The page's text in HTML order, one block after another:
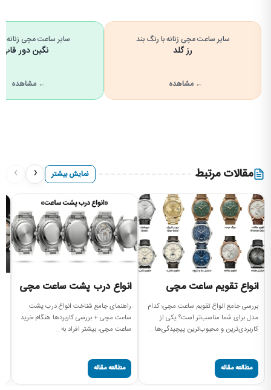
سایر ساعت مچی زنانه با رنگ بند
رز گلد
← مشاهده
سایر ساعت مچی زنانه با
نگین دور قاب
← مشاهده
مقالات مرتبط نمایش بیشتر ‹
›
انواع تقویم ساعت مچی
بررسی جامع انواع تقویم ساعت مچی؛ کدام
مدل برای شما مناسب‌تر است؟ یکی از
کاربردی‌ترین و محبوب‌ترین پیچیدگی‌ها...
مطالعه مقاله
انواع درب پشت ساعت مچی
راهنمای جامع شناخت انواع درب پشت
ساعت مچی + بررسی کاربردها هنگام خرید
ساعت مچی، بیشتر افراد به...
مطالعه مقاله